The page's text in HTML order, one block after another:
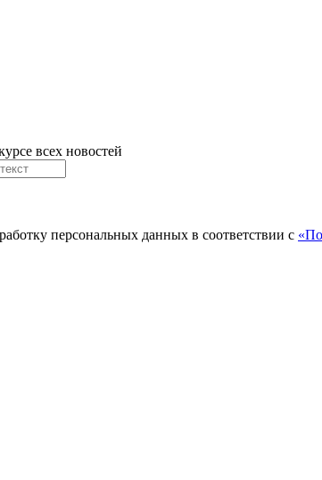
всех новостей
персональных данных в соответствии с